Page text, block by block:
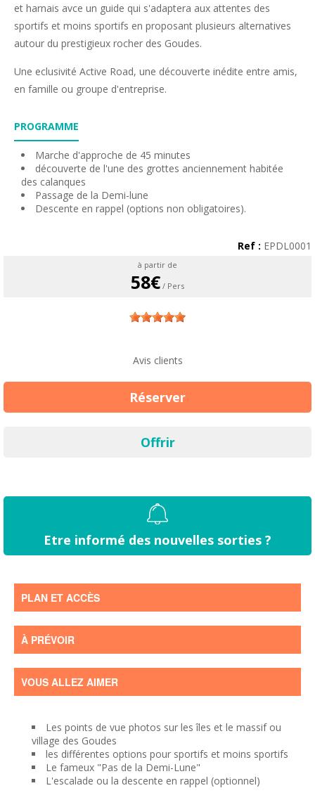
et harnais avce un guide qui s'adaptera aux attentes des
sportifs et moins sportifs en proposant plusieurs alternatives
autour du prestigieux rocher des Goudes.
Une eclusivité Active Road, une découverte inédite entre amis,
en famille ou groupe d'entreprise.
PROGRAMME
Marche d'approche de 45 minutes
découverte de l'une des grottes anciennement habitée
des calanques
Passage de la Demi-lune
Descente en rappel (options non obligatoires).
Ref : EPDL0001
à partir de
58€ / Pers
Avis clients
Réserver
Offrir
Etre informé des nouvelles sorties ?
PLAN ET ACCÈS
À PRÉVOIR
VOUS ALLEZ AIMER
Les points de vue photos sur les îles et le massif ou
village des Goudes
les différentes options pour sportifs et moins sportifs
Le fameux "Pas de la Demi-Lune"
L'escalade ou la descente en rappel (optionnel)